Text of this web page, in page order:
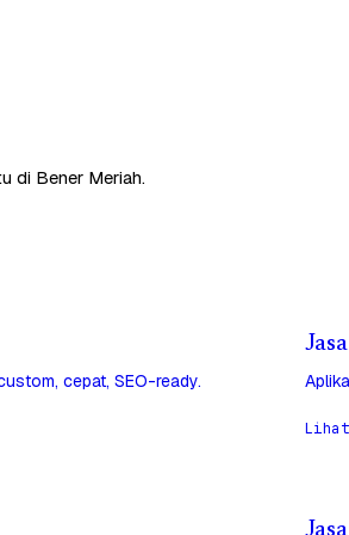
di Bener Meriah.
cepat, SEO-ready.